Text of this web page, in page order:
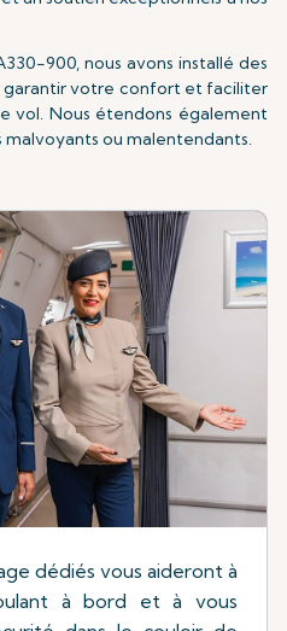
900, nous avons installé des
garantir votre confort et faciliter
vol. Nous étendons également
malvoyants ou malentendants.
dédiés vous aideront à
à bord et à vous